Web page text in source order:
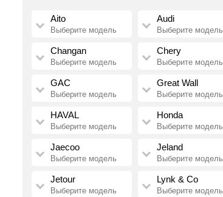
Aito
Выберите модель
Audi
Выберите модель
Changan
Выберите модель
Chery
Выберите модель
GAC
Выберите модель
Great Wall
Выберите модель
HAVAL
Выберите модель
Honda
Выберите модель
Jaecoo
Выберите модель
Jeland
Выберите модель
Jetour
Выберите модель
Lynk & Co
Выберите модель